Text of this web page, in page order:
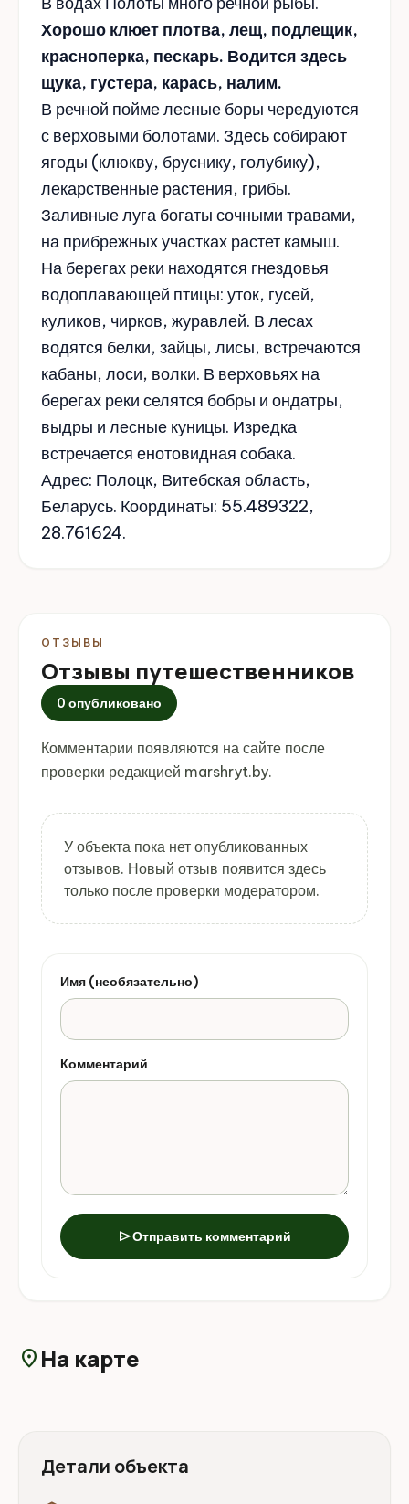
Хорошо клюет плотва, лещ, подлещик,
красноперка, пескарь. Водится здесь
щука, густера, карась, налим.
В речной пойме лесные боры чередуются
с верховыми болотами. Здесь собирают
ягоды (клюкву, бруснику, голубику),
лекарственные растения, грибы.
Заливные луга богаты сочными травами,
на прибрежных участках растет камыш.
На берегах реки находятся гнездовья
водоплавающей птицы: уток, гусей,
куликов, чирков, журавлей. В лесах
водятся белки, зайцы, лисы, встречаются
кабаны, лоси, волки. В верховьях на
берегах реки селятся бобры и ондатры,
выдры и лесные куницы. Изредка
встречается енотовидная собака.
Адрес: Полоцк, Витебская область,
Беларусь. Координаты: 55.489322,
28.761624.
ОТЗЫВЫ
Отзывы путешественников
0 опубликовано
Комментарии появляются на сайте после
проверки редакцией marshryt.by.
У объекта пока нет опубликованных
отзывов. Новый отзыв появится здесь
только после проверки модератором.
Имя (необязательно)
Комментарий
sendОтправить комментарий
location_on На карте
Детали объекта